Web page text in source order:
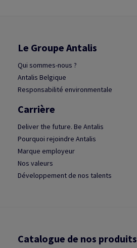
Le Groupe Antalis
Qui sommes-nous ?
Antalis Belgique
Responsabilité environmentale
Carrière
Deliver the future. Be Antalis
Pourquoi rejoindre Antalis
Marque employeur
Nos valeurs
Développement de nos talents
Catalogue de nos produits